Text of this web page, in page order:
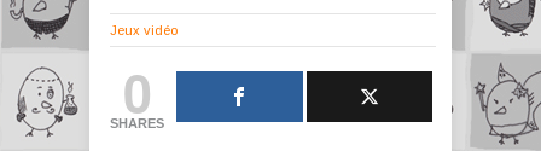
Jeux vidéo
0
SHARES